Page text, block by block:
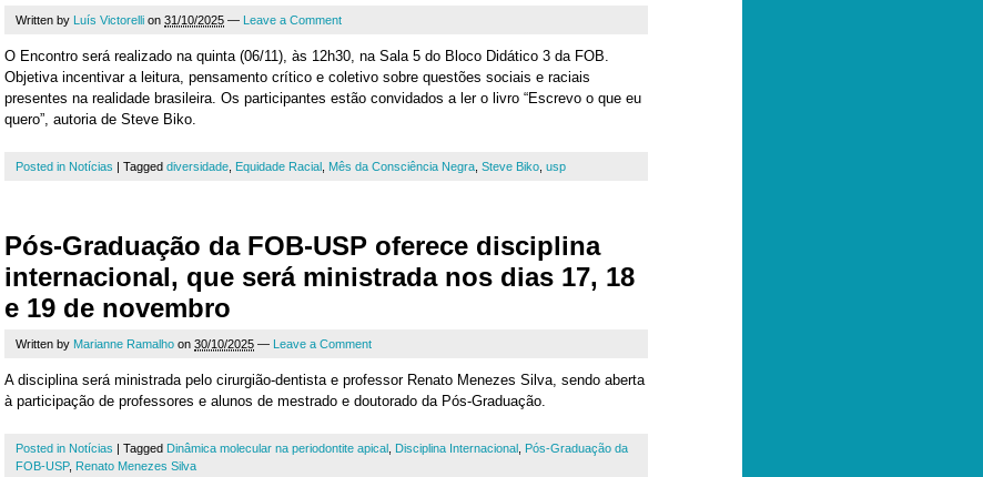
Written by Luís Victorelli on 31/10/2025 — Leave a Comment
O Encontro será realizado na quinta (06/11), às 12h30, na Sala 5 do Bloco Didático 3 da FOB.
Objetiva incentivar a leitura, pensamento crítico e coletivo sobre questões sociais e raciais
presentes na realidade brasileira. Os participantes estão convidados a ler o livro “Escrevo o que eu
quero”, autoria de Steve Biko.
Posted in Notícias | Tagged diversidade Equidade Racial Mês da Consciência Negra Steve Biko usp
Pós-Graduação da FOB-USP oferece disciplina
internacional, que será ministrada nos dias 17, 18
e 19 de novembro
Written by Marianne Ramalho on 30/10/2025 — Leave a Comment
A disciplina será ministrada pelo cirurgião-dentista e professor Renato Menezes Silva, sendo aberta
à participação de professores e alunos de mestrado e doutorado da Pós-Graduação.
Posted in Notícias | Tagged Dinâmica molecular na periodontite apical Disciplina Internacional Pós-Graduação da
FOB-USP, Renato Menezes Silva